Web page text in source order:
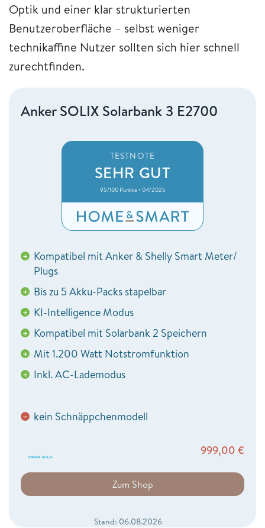
Optik und einer klar strukturierten
Benutzeroberfläche – selbst weniger
technikaffine Nutzer sollten sich hier schnell
zurechtfinden.
Anker SOLIX Solarbank 3 E2700
TESTNOTE
SEHR GUT
95/100 Punkte • 04/2025
+ Kompatibel mit Anker & Shelly Smart Meter/
Plugs
+ Bis zu 5 Akku-Packs stapelbar
+ KI-Intelligence Modus
+ Kompatibel mit Solarbank 2 Speichern
+ Mit 1.200 Watt Notstromfunktion
+ Inkl. AC-Lademodus
− kein Schnäppchenmodell
999,00 €
Zum Shop
Stand: 06.08.2026